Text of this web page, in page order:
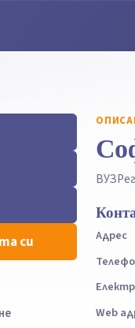
си
ВУЗ
Адрес
Web